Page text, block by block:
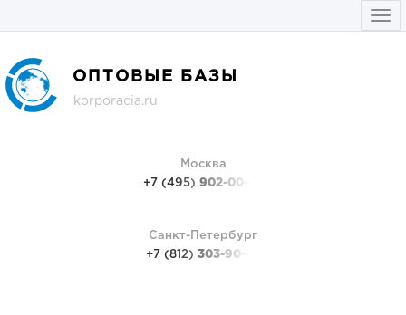
ОПТОВЫЕ БАЗЫ
korporacia.ru
Москва
+7 (495) 902-00-48
Санкт-Петербург
+7 (812) 303-90-48